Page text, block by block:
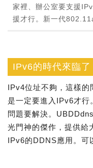
家裡、辦公室要支援
援才行。新一代
IPv6的時代來臨了
IPv4位址不夠，這樣的
是一定要進入IPv6才
問題要解決。
光門神的傑作，提供給
IPv6的DDNS應用。可